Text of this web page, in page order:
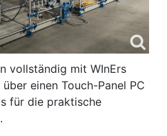
vollständig mit WInErs
einen Touch-Panel PC
für die praktische